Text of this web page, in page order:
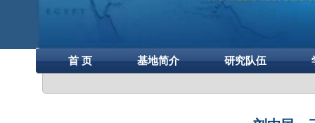
首 页 基地简介 研究队伍